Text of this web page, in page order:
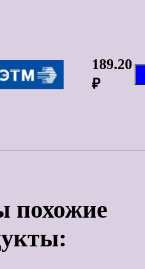
189.20
₽
похожие